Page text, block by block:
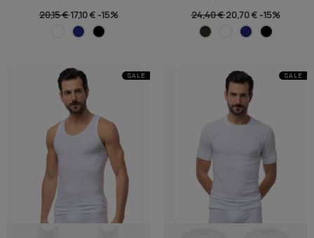
20,15 €17,10 € -15%
24,40 €20,70 € -15%
SALE SALE